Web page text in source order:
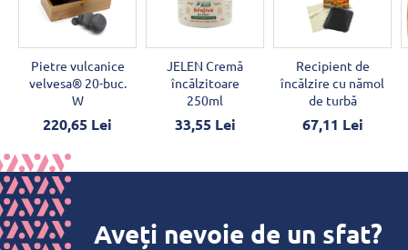
Pietre vulcanice
velvesa® 20-buc.
W
220,65 Lei
JELEN Cremă
încălzitoare
250ml
33,55 Lei
Recipient de
încălzire cu nămol
de turbă
67,11 Lei
Aveți nevoie de un sfat?